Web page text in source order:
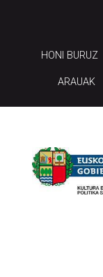
HONI BURUZ
ARAUAK